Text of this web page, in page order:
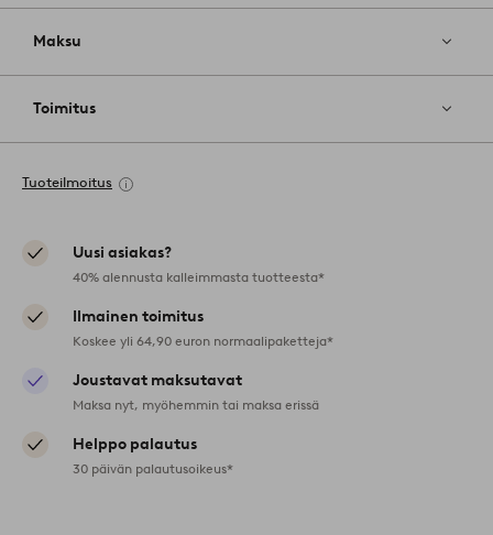
Maksu
Toimitus
Tuoteilmoitus
Uusi asiakas?
40% alennusta kalleimmasta tuotteesta*
Ilmainen toimitus
Koskee yli 64,90 euron normaalipaketteja*
Joustavat maksutavat
Maksa nyt, myöhemmin tai maksa erissä
Helppo palautus
30 päivän palautusoikeus*